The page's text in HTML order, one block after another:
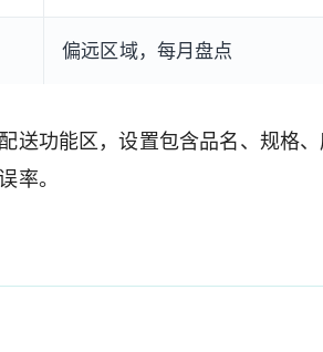
偏远区域，每月盘点
送功能区，设置包含品名、规格
率。